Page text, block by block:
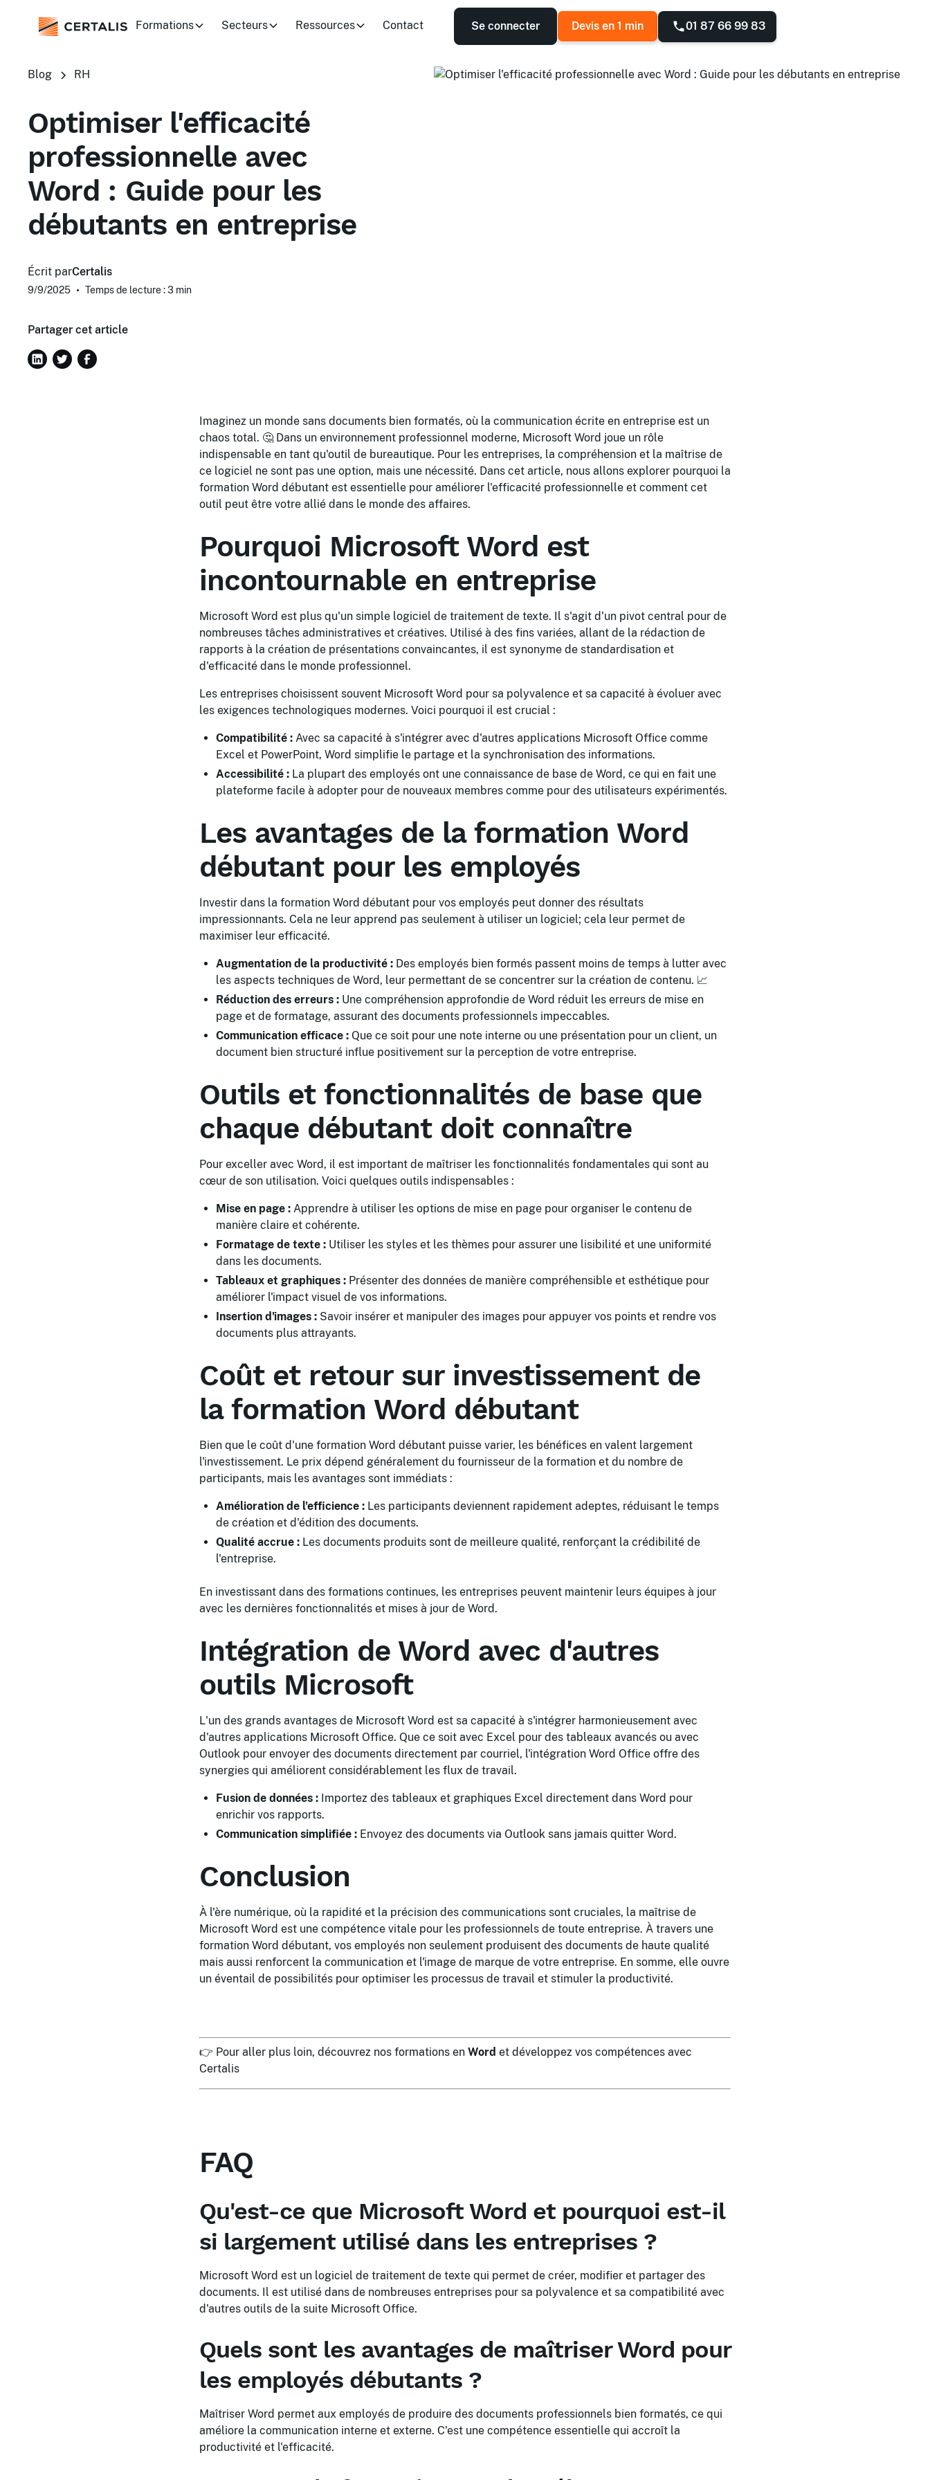
Formations Secteurs Ressources Contact Se connecter Devis en 1 min 01 87 66 99 83
Blog RH
Optimiser l'efficacité
professionnelle avec
Word : Guide pour les
débutants en entreprise
Écrit parCertalis
9/9/2025 • Temps de lecture : 3 min
Partager cet article
Imaginez un monde sans documents bien formatés, où la communication écrite en entreprise est un
chaos total. 🤔 Dans un environnement professionnel moderne, Microsoft Word joue un rôle
indispensable en tant qu'outil de bureautique. Pour les entreprises, la compréhension et la maîtrise de
ce logiciel ne sont pas une option, mais une nécessité. Dans cet article, nous allons explorer pourquoi la
formation Word débutant est essentielle pour améliorer l'efficacité professionnelle et comment cet
outil peut être votre allié dans le monde des affaires.
Pourquoi Microsoft Word est
incontournable en entreprise
Microsoft Word est plus qu'un simple logiciel de traitement de texte. Il s'agit d'un pivot central pour de
nombreuses tâches administratives et créatives. Utilisé à des fins variées, allant de la rédaction de
rapports à la création de présentations convaincantes, il est synonyme de standardisation et
d'efficacité dans le monde professionnel.
Les entreprises choisissent souvent Microsoft Word pour sa polyvalence et sa capacité à évoluer avec
les exigences technologiques modernes. Voici pourquoi il est crucial :
Compatibilité : Avec sa capacité à s'intégrer avec d'autres applications Microsoft Office comme
Excel et PowerPoint, Word simplifie le partage et la synchronisation des informations.
Accessibilité : La plupart des employés ont une connaissance de base de Word, ce qui en fait une
plateforme facile à adopter pour de nouveaux membres comme pour des utilisateurs expérimentés.
Les avantages de la formation Word
débutant pour les employés
Investir dans la formation Word débutant pour vos employés peut donner des résultats
impressionnants. Cela ne leur apprend pas seulement à utiliser un logiciel; cela leur permet de
maximiser leur efficacité.
Augmentation de la productivité : Des employés bien formés passent moins de temps à lutter avec
les aspects techniques de Word, leur permettant de se concentrer sur la création de contenu. 📈
Réduction des erreurs : Une compréhension approfondie de Word réduit les erreurs de mise en
page et de formatage, assurant des documents professionnels impeccables.
Communication efficace : Que ce soit pour une note interne ou une présentation pour un client, un
document bien structuré influe positivement sur la perception de votre entreprise.
Outils et fonctionnalités de base que
chaque débutant doit connaître
Pour exceller avec Word, il est important de maîtriser les fonctionnalités fondamentales qui sont au
cœur de son utilisation. Voici quelques outils indispensables :
Mise en page : Apprendre à utiliser les options de mise en page pour organiser le contenu de
manière claire et cohérente.
Formatage de texte : Utiliser les styles et les thèmes pour assurer une lisibilité et une uniformité
dans les documents.
Tableaux et graphiques : Présenter des données de manière compréhensible et esthétique pour
améliorer l'impact visuel de vos informations.
Insertion d'images : Savoir insérer et manipuler des images pour appuyer vos points et rendre vos
documents plus attrayants.
Coût et retour sur investissement de
la formation Word débutant
Bien que le coût d'une formation Word débutant puisse varier, les bénéfices en valent largement
l'investissement. Le prix dépend généralement du fournisseur de la formation et du nombre de
participants, mais les avantages sont immédiats :
Amélioration de l'efficience : Les participants deviennent rapidement adeptes, réduisant le temps
de création et d'édition des documents.
Qualité accrue : Les documents produits sont de meilleure qualité, renforçant la crédibilité de
l'entreprise.
En investissant dans des formations continues, les entreprises peuvent maintenir leurs équipes à jour
avec les dernières fonctionnalités et mises à jour de Word.
Intégration de Word avec d'autres
outils Microsoft
L'un des grands avantages de Microsoft Word est sa capacité à s'intégrer harmonieusement avec
d'autres applications Microsoft Office. Que ce soit avec Excel pour des tableaux avancés ou avec
Outlook pour envoyer des documents directement par courriel, l'intégration Word Office offre des
synergies qui améliorent considérablement les flux de travail.
Fusion de données : Importez des tableaux et graphiques Excel directement dans Word pour
enrichir vos rapports.
Communication simplifiée : Envoyez des documents via Outlook sans jamais quitter Word.
Conclusion
À l'ère numérique, où la rapidité et la précision des communications sont cruciales, la maîtrise de
Microsoft Word est une compétence vitale pour les professionnels de toute entreprise. À travers une
formation Word débutant, vos employés non seulement produisent des documents de haute qualité
mais aussi renforcent la communication et l'image de marque de votre entreprise. En somme, elle ouvre
un éventail de possibilités pour optimiser les processus de travail et stimuler la productivité.
👉 Pour aller plus loin, découvrez nos formations en Word et développez vos compétences avec
Certalis
FAQ
Qu'est-ce que Microsoft Word et pourquoi est-il
si largement utilisé dans les entreprises ?
Microsoft Word est un logiciel de traitement de texte qui permet de créer, modifier et partager des
documents. Il est utilisé dans de nombreuses entreprises pour sa polyvalence et sa compatibilité avec
d'autres outils de la suite Microsoft Office.
Quels sont les avantages de maîtriser Word pour
les employés débutants ?
Maîtriser Word permet aux employés de produire des documents professionnels bien formatés, ce qui
améliore la communication interne et externe. C'est une compétence essentielle qui accroît la
productivité et l'efficacité.